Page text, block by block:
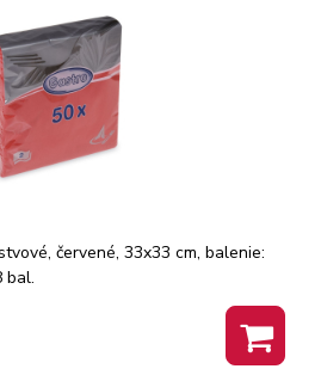
červené, 33x33 cm, balenie:
bal.